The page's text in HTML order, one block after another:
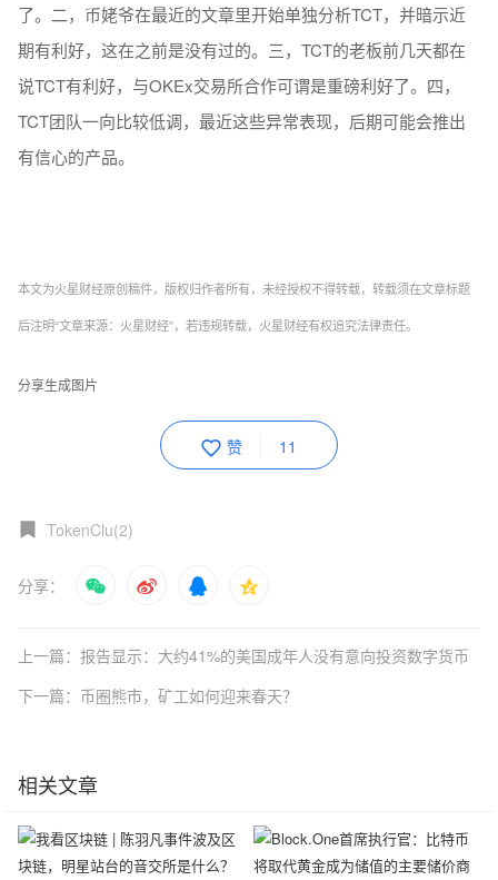
了。二，币姥爷在最近的文章里开始单独分析TCT，并暗示近
期有利好，这在之前是没有过的。三，TCT的老板前几天都在
说TCT有利好，与OKEx交易所合作可谓是重磅利好了。四，
TCT团队一向比较低调，最近这些异常表现，后期可能会推出
有信心的产品。
本文为火星财经原创稿件，版权归作者所有，未经授权不得转载，转载须在文章标题
后注明“文章来源：火星财经”，若违规转载，火星财经有权追究法律责任。
分享生成图片
赞 11
TokenClu(2)
分享：
上一篇：报告显示：大约41%的美国成年人没有意向投资数字货币
下一篇：币圈熊市，矿工如何迎来春天？
相关文章